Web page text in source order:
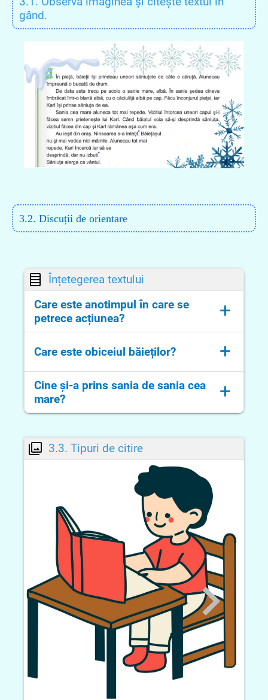
gând.
3.2. Discuții de orientare
Înțetegerea textului
Care este anotimpul în care se
petrece acțiunea?
+
Acțiunea se petrece în anotimpul iarna.
Care este obiceiul băieților? +
Obiceiul băieților era să își prindă
săniuțele de câte o căruță.
Cine și-a prins sania de sania cea
mare?
+
sania cea mare.
3.3. Tipuri de citire